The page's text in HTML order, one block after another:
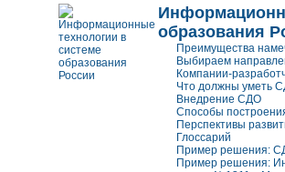
образования
Преимущества
Выбираем
Компании-
Что должны уметь
Внедрение СДО
Способы
Перспективы
Глоссарий
Пример решения:
Пример решения: